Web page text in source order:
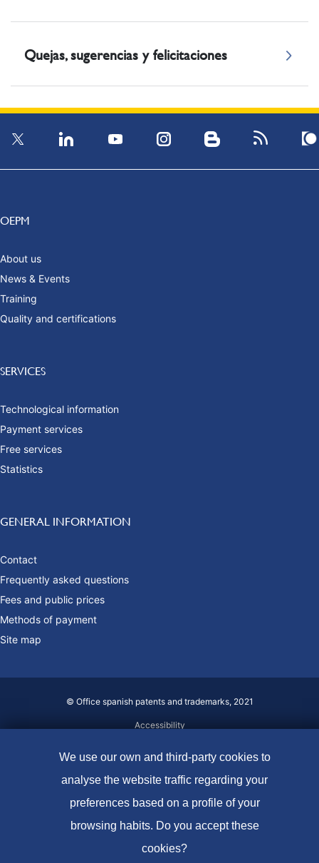
Quejas, sugerencias y felicitaciones
OEPM
About us
News & Events
Training
Quality and certifications
SERVICES
Technological information
Payment services
Free services
Statistics
GENERAL INFORMATION
Contact
Frequently asked questions
Fees and public prices
Methods of payment
Site map
© Office spanish patents and trademarks, 2021
Accessibility
Data protection
We use our own and third-party cookies to
analyse the website traffic regarding your
preferences based on a profile of your
browsing habits. Do you accept these
cookies?